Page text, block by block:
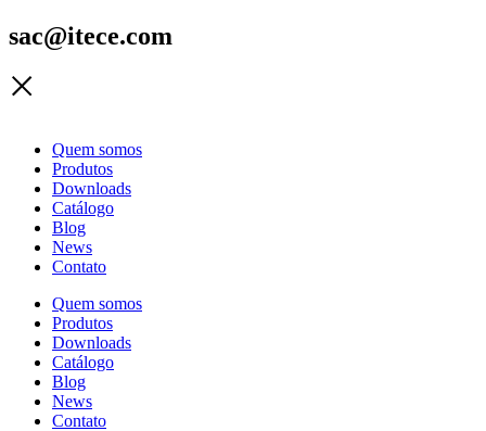
sac@itece.com
Quem somos
Produtos
Downloads
Catálogo
Blog
News
Contato
Quem somos
Produtos
Downloads
Catálogo
Blog
News
Contato